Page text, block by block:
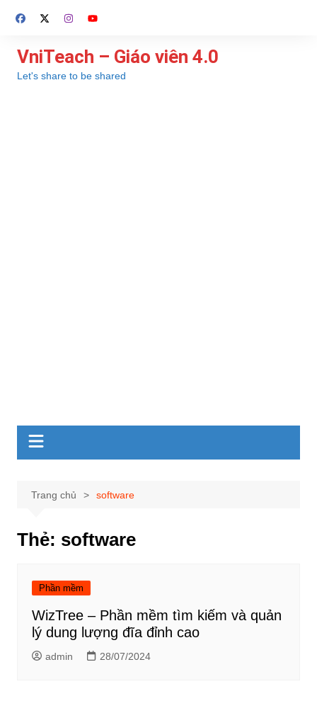
đến
dung
VniTeach – Giáo viên 4.0
Let's share to be shared
Trang chủ software
Thẻ: software
Phần mềm
WizTree – Phần mềm tìm kiếm và quản
lý dung lượng đĩa đỉnh cao
admin 28/07/2024